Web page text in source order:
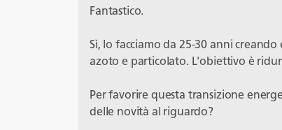
Fantastico.
Sì, lo facciamo da 25-30 anni
azoto e particolato. L'obiettivo è
Per favorire questa transizione
delle novità al riguardo?